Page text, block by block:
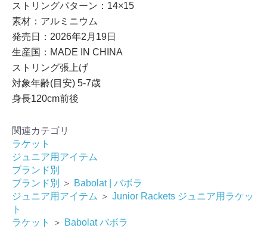
ストリングパターン：14×15
素材：アルミニウム
発売日：2026年2月19日
生産国：MADE IN CHINA
ストリング張上げ
対象年齢(目安) 5-7歳
身長120cm前後
関連カテゴリ
ラケット
ジュニア用アイテム
ブランド別
ブランド別
＞ Babolat | バボラ
ジュニア用アイテム ＞ Junior Rackets ジュニア用ラケッ
ト
ラケット
＞ Babolat バボラ